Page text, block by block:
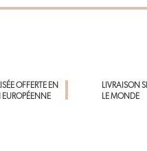
OFFERTE EN
LIVRAISON
LE MONDE